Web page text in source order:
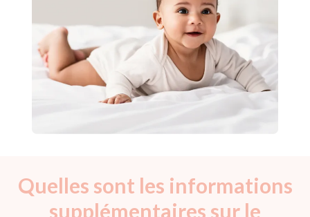
Quelles sont les informations
supplémentaires sur le